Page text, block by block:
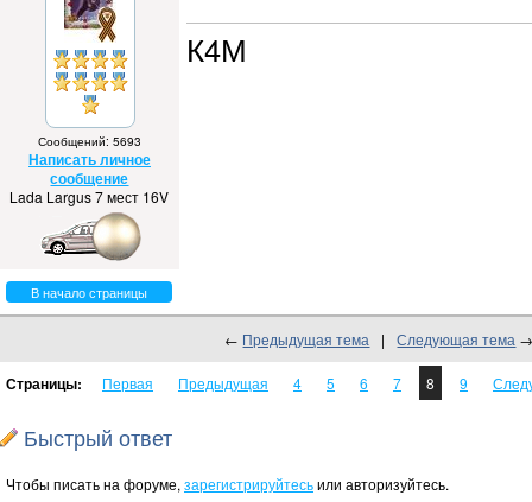
Сообщений: 5693
Написать личное
сообщение
Lada Largus 7 мест 16V
К4М
В начало страницы
← Предыдущая тема | Следующая тема
Страницы: Первая Предыдущая 4 5 6 7 8 9
Быстрый ответ
Чтобы писать на форуме, зарегистрируйтесьили авторизуйтесь.